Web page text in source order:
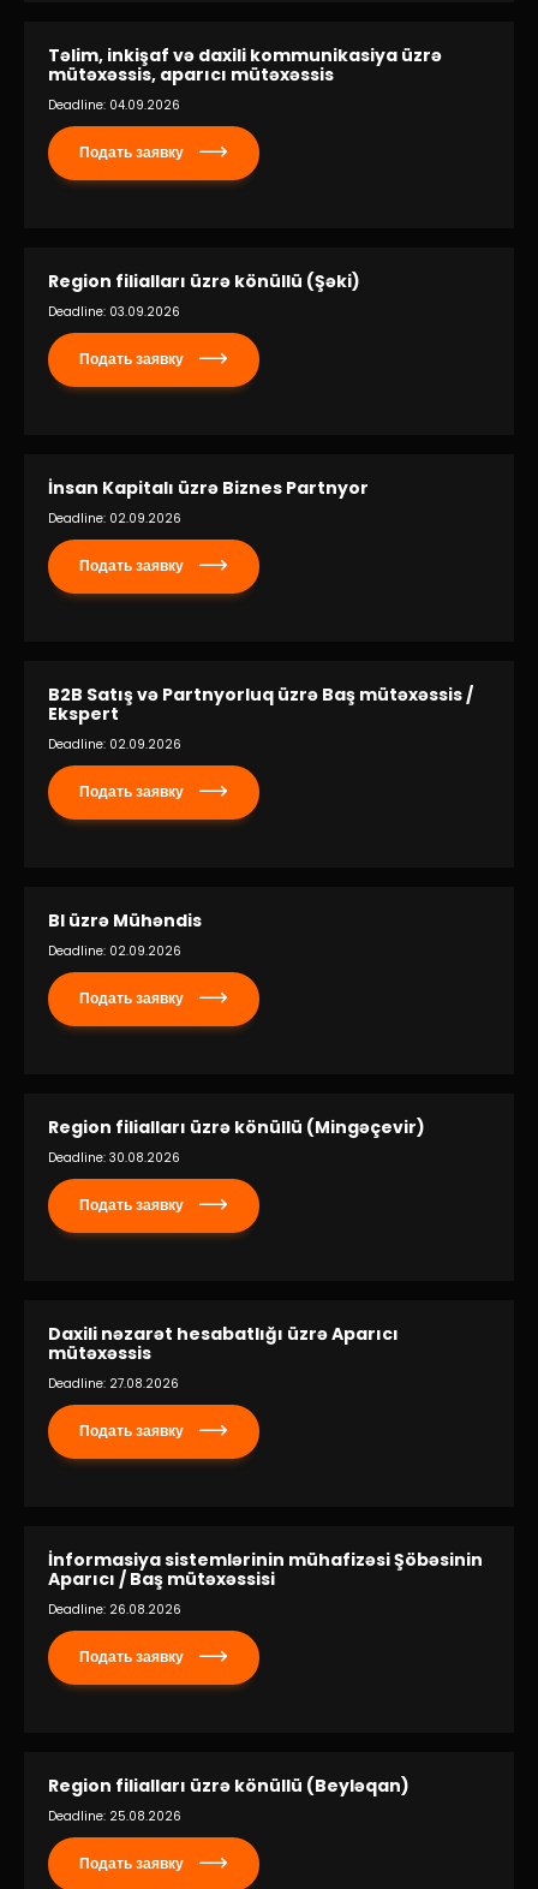
Təlim, inkişaf və daxili kommunikasiya üzrə
mütəxəssis, aparıcı mütəxəssis
Deadline: 04.09.2026
Подать заявку
Region filialları üzrə könüllü (Şəki)
Deadline: 03.09.2026
Подать заявку
İnsan Kapitalı üzrə Biznes Partnyor
Deadline: 02.09.2026
Подать заявку
B2B Satış və Partnyorluq üzrə Baş mütəxəssis /
Ekspert
Deadline: 02.09.2026
Подать заявку
BI üzrə Mühəndis
Deadline: 02.09.2026
Подать заявку
Region filialları üzrə könüllü (Mingəçevir)
Deadline: 30.08.2026
Подать заявку
Daxili nəzarət hesabatlığı üzrə Aparıcı
mütəxəssis
Deadline: 27.08.2026
Подать заявку
İnformasiya sistemlərinin mühafizəsi Şöbəsinin
Aparıcı / Baş mütəxəssisi
Deadline: 26.08.2026
Подать заявку
Region filialları üzrə könüllü (Beyləqan)
Deadline: 25.08.2026
Подать заявку